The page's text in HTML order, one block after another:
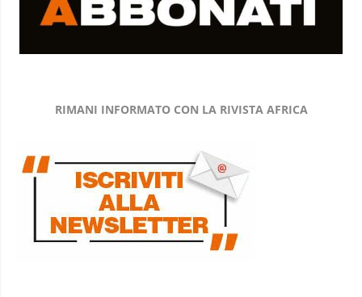
RIMANI INFORMATO CON LA RIVISTA AFRICA